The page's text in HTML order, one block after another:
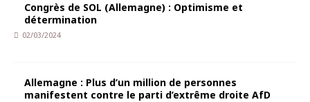
Congrès de SOL (Allemagne) : Optimisme et
détermination
02/03/2024
Allemagne : Plus d’un million de personnes
manifestent contre le parti d’extrême droite AfD